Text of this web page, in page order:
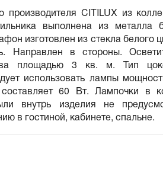
производителя CITILUX из
выполнена из металла
изготовлен из стекла
Направлен в стороны.
площадью 3 кв. м. Тип
использовать лампы
составляет 60 Вт. Лампочки в
внутрь изделия не
в гостиной, кабинете, спальне.